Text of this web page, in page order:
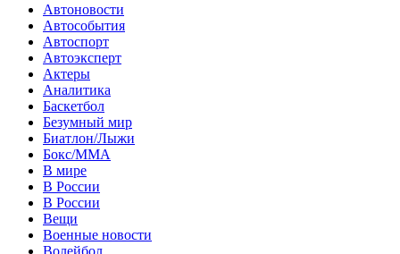
Автоновости
Автособытия
Автоспорт
Автоэксперт
Актеры
Аналитика
Баскетбол
Безумный мир
Биатлон/Лыжи
Бокс/MMA
В мире
В России
В России
Вещи
Военные новости
Волейбол